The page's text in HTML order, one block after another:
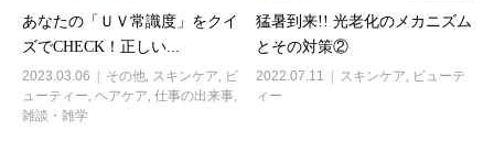
あなたの「ＵＶ常識度」をクイ
ズでCHECK！正しい...
2023.03.06 その他, スキンケア, ビ
ューティー, ヘアケア, 仕事の出来事,
雑談・雑学
猛暑到来!! 光老化のメカニズム
とその対策②
2022.07.11 スキンケア, ビューテ
ィー